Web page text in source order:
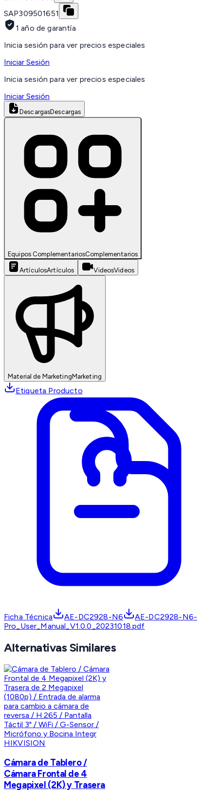
SAP309501651
1 año de garantía
Inicia sesión para ver precios especiales
Iniciar Sesión
Inicia sesión para ver precios especiales
Iniciar Sesión
DescargasDescargas
Equipos ComplementariosComplementarios
ArtículosArtículos VideosVideos
Material de MarketingMarketing
Etiqueta Producto
Ficha Técnica AE-DC2928-N6
AE-DC2928-N6-
Pro_User_Manual_V1.0.0_20231018.pdf
Alternativas Similares
HIKVISION
Cámara de Tablero /
Cámara Frontal de 4
Megapixel (2K) y Trasera